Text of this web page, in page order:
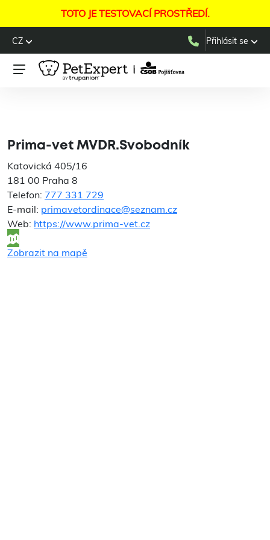
TOTO JE TESTOVACÍ PROSTŘEDÍ.
CZ Přihlásit se
Prima-vet MVDR.Svobodník
Katovická 405/16
181 00 Praha 8
Telefon: 777 331 729
E-mail: primavetordinace@seznam.cz
Web: https://www.prima-vet.cz
Zobrazit na mapě